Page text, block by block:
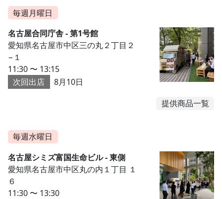
毎週月曜日
名古屋合同庁舎 - 第1号館
愛知県名古屋市中区三の丸２丁目２
−１
11:30 〜 13:15
次回出店
8月10日
提供商品一覧
毎週水曜日
名古屋シミズ富国生命ビル - 東側
愛知県名古屋市中区丸の内１丁目 １
６
11:30 〜 13:30